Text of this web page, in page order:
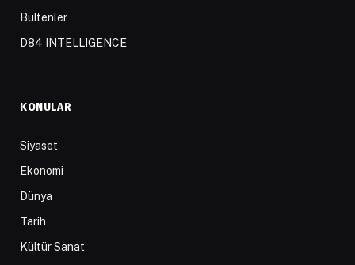
Bültenler
D84 INTELLIGENCE
KONULAR
Siyaset
Ekonomi
Dünya
Tarih
Kültür Sanat